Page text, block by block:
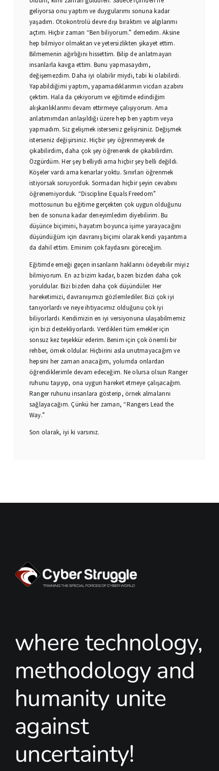
geliyorsa onu yaptım ve duygularımı sonuna kadar
yaşadım. Otokontrolü devre dışı bıraktım ve algılarımı
açtım. Hiçbir zaman “Ben biliyorum.” demedim. Aksine
hep bilmiyor olmaktan ve yetersizlikten şikayet ettim.
Bilmemenin ağırlığını hissettim. Bilip de anlatmayan
insanlarla kavga ettim. Bunu yapmasaydım,
değişemezdim. Daha iyi olabilir miydi, tabi ki olabilirdi.
Yapabildiğimi yaptım, yapamadıklarımın vicdan azabını
çektim. Hala da çekiyorum ve eğitimde edindiğim
alışkanlıklarımı devam ettirmeye çalışıyorum. Ama
anlatımımdan anlaşıldığı üzere hep ben yaptım veya
yapmadım. Siz gelişmek isterseniz gelişirsiniz. Değişmek
isterseniz değişirsiniz. Hiçbir şey öğrenmeyerek de
çıkabilirdim, daha çok şey öğrenerek de çıkabilirdim.
Özgürdüm. Her şey belliydi ama hiçbir şey belli değildi.
Köşeler vardı ama kenarlar yoktu. Sınırları öğrenmek
istiyorsak soruyorduk. Sormadan hiçbir şeyin cevabını
öğrenemiyorduk. “Discipline Equals Freedom”
mottosunun bu eğitime gerçekten çok uygun olduğunu
ben de sonuna kadar deneyimledim diyebilirim. Bu
düşünce biçimini, hayatım boyunca işime yarayacağını
düşündüğüm için davranış biçimi olarak kendi yaşantıma
da dahil ettim. Eminim çok faydasını göreceğim.
Eğitimde emeği geçen insanların haklarını ödeyebilir miyiz
bilmiyorum. En az bizim kadar, bazen bizden daha çok
yoruldular. Bizi bizden daha çok düşündüler. Her
hareketimizi, davranışımızı gözlemlediler. Bizi çok iyi
tanıyorlardı ve neye ihtiyacımız olduğunu çok iyi
biliyorlardı. Kendimizin en iyi versiyonuna ulaşabilmemiz
için bizi destekliyorlardı. Verdikleri tüm emekler için
sonsuz kez teşekkür ederim. Benim için çok önemli bir
rehber, örnek oldular. Hiçbirini asla unutmayacağım ve
hepsini her zaman anacağım, yolumda onlardan
öğrendiklerimle devam edeceğim. Ne olursa olsun Ranger
ruhunu taşıyıp, ona uygun hareket etmeye çalışacağım.
Ranger ruhunu insanlara gösterip, örnek almalarını
sağlayacağım. Çünkü her zaman, “Rangers Lead the
Way.”
Son olarak, iyi ki varsınız.
where technology,
methodology and
humanity unite
against
uncertainty!